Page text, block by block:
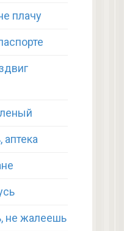
плачу
аптека
не жалеешь